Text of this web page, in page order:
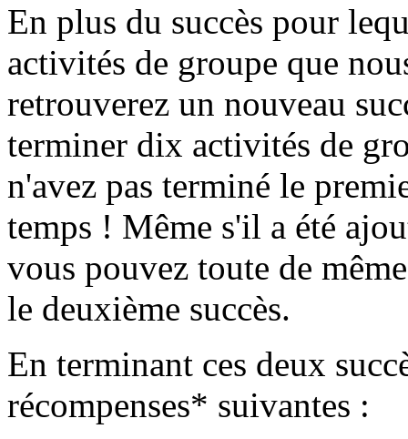
En plus du succès pour
activités de groupe que
retrouverez un nouveau
terminer dix activités de
n'avez pas terminé le
temps ! Même s'il a été
vous pouvez toute de
le deuxième succès.
En terminant ces deux
récompenses* suivantes :